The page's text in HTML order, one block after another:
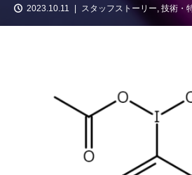
2023.10.11 スタッフストーリー, 技術・